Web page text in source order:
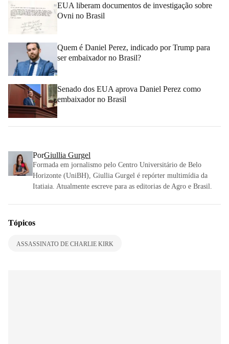
EUA liberam documentos de investigação sobre
Ovni no Brasil
Quem é Daniel Perez, indicado por Trump para
ser embaixador no Brasil?
Senado dos EUA aprova Daniel Perez como
embaixador no Brasil
PorGiullia Gurgel
Formada em jornalismo pelo Centro Universitário de Belo
Horizonte (UniBH), Giullia Gurgel é repórter multimídia da
Itatiaia. Atualmente escreve para as editorias de Agro e Brasil.
Tópicos
ASSASSINATO DE CHARLIE KIRK